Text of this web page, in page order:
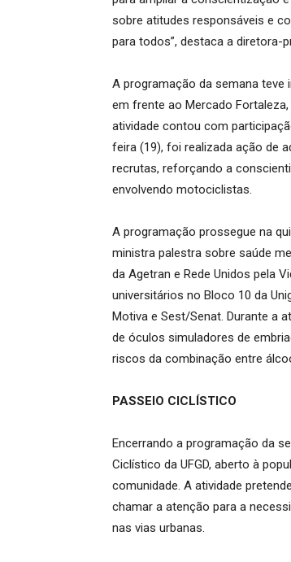
sobre atitudes responsáveis e
para todos”, destaca a diretora-
A programação da semana teve
em frente ao Mercado
atividade contou com
feira (19), foi realizada ação de
recrutas, reforçando a
envolvendo motociclistas.
A programação prossegue na
ministra palestra sobre saúde
da Agetran e Rede Unidos pela
universitários no Bloco 10 da
Motiva e Sest/Senat. Durante a
de óculos simuladores de
riscos da combinação entre
PASSEIO CICLÍSTICO
Encerrando a programação da
Ciclístico da UFGD, aberto à
comunidade. A atividade
chamar a atenção para a
nas vias urbanas.